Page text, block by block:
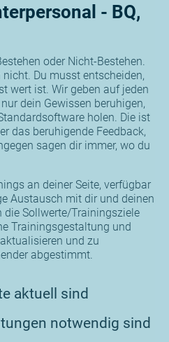
aktuell sind
notwendig sind
- BQ,
oder Nicht-Bestehen.
Du musst entscheiden,
wert ist. Wir geben auf jeden
dein Gewissen beruhigen,
holen. Die ist
das beruhigende Feedback,
sagen dir immer, wo du
an deiner Seite, verfügbar
Austausch mit dir und deinen
Sollwerte/Trainingsziele
Trainingsgestaltung und
und zu
abgestimmt.